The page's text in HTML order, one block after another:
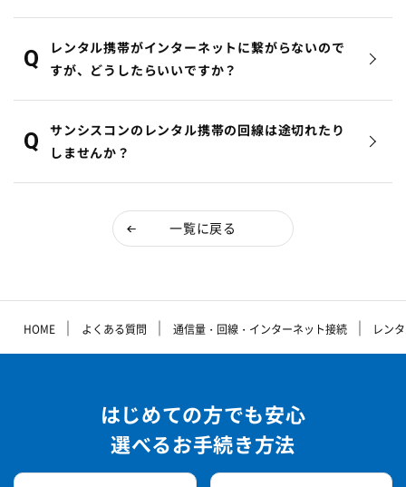
レンタル携帯がインターネットに繋がらないので
すが、どうしたらいいですか？
サンシスコンのレンタル携帯の回線は途切れたり
しませんか？
一覧に戻る
HOME ｜ よくある質問 ｜ 通信量・回線・インターネット接続 ｜ レン
はじめての方でも安心
選べるお手続き方法